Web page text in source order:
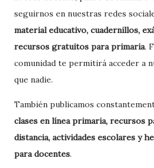
seguirnos en nuestras redes
material educativo, cuadernillos,
recursos gratuitos para primaria.
comunidad te permitirá acceder a
que nadie.
También publicamos
clases en línea primaria, recursos
distancia, actividades escolares y
para docentes.